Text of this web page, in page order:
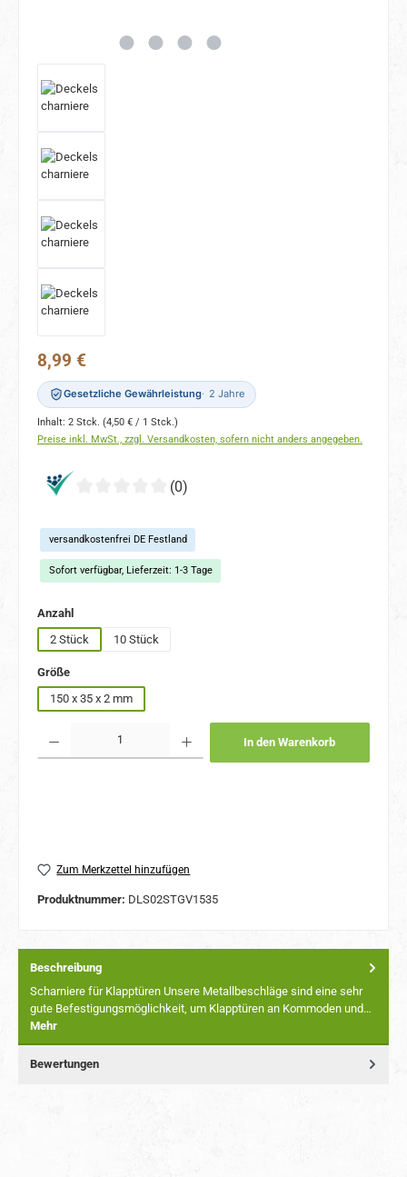
Regulärer Preis:
8,99 €
Gesetzliche Gewährleistung 2 Jahre
Inhalt: 2 Stck. (4,50 € / 1 Stck.)
Preise inkl. MwSt., zzgl. Versandkosten, sofern nicht anders angegeben.
(0)
versandkostenfrei DE Festland
Sofort verfügbar, Lieferzeit: 1-3 Tage
Anzahlauswählen
2 Stück
10 Stück
Größeauswählen
150 x 35 x 2 mm
In den Warenkorb
Zum Merkzettel hinzufügen
Produktnummer: DLS02STGV1535
Beschreibung
Scharniere für Klapptüren Unsere Metallbeschläge sind eine sehr
gute Befestigungsmöglichkeit, um Klapptüren an Kommoden und…
Mehr
Bewertungen